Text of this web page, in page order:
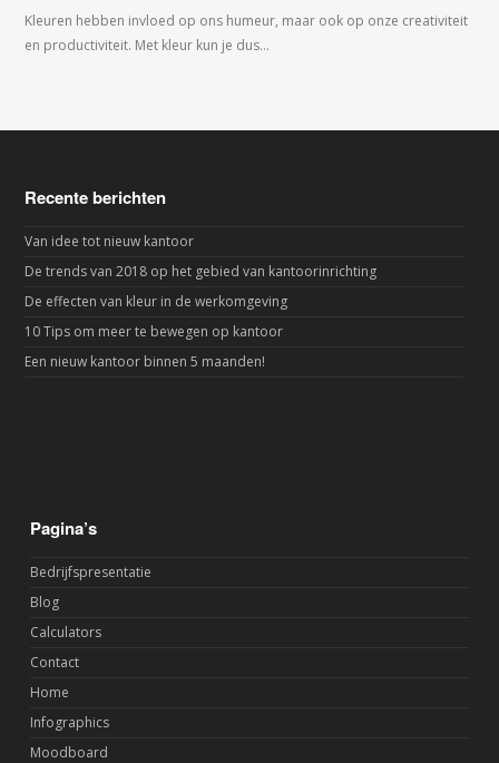
Kleuren hebben invloed op ons humeur, maar ook op onze creativiteit
en productiviteit. Met kleur kun je dus…
Recente berichten
Van idee tot nieuw kantoor
De trends van 2018 op het gebied van kantoorinrichting
De effecten van kleur in de werkomgeving
10 Tips om meer te bewegen op kantoor
Een nieuw kantoor binnen 5 maanden!
Pagina’s
Bedrijfspresentatie
Blog
Calculators
Contact
Home
Infographics
Moodboard